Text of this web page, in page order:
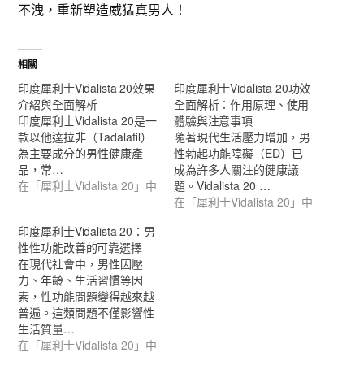
不洩，重新塑造威猛真男人！
相關
印度犀利士Vidalista 20效果
介紹與全面解析
印度犀利士Vidalista 20是一
款以他達拉非（Tadalafil）
為主要成分的男性健康產
品，常…
在「犀利士Vidalista 20」中
印度犀利士Vidalista 20功效
全面解析：作用原理、使用
體驗與注意事項
隨著現代生活壓力增加，男
性勃起功能障礙（ED）已
成為許多人關注的健康議
題。Vidalista 20 …
在「犀利士Vidalista 20」中
印度犀利士Vidalista 20：男
性性功能改善的可靠選擇
在現代社會中，男性因壓
力、年齡、生活習慣等因
素，性功能問題變得越來越
普遍。這類問題不僅影響性
生活質量…
在「犀利士Vidalista 20」中